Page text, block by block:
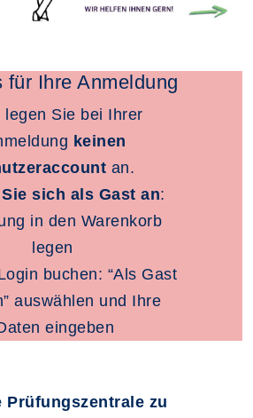
für Ihre Anmeldung
legen Sie bei Ihrer
keinen
an.
sich als Gast an:
in den Warenkorb
legen
buchen: “Als Gast
auswählen und Ihre
eingeben
Prüfungszentrale zu